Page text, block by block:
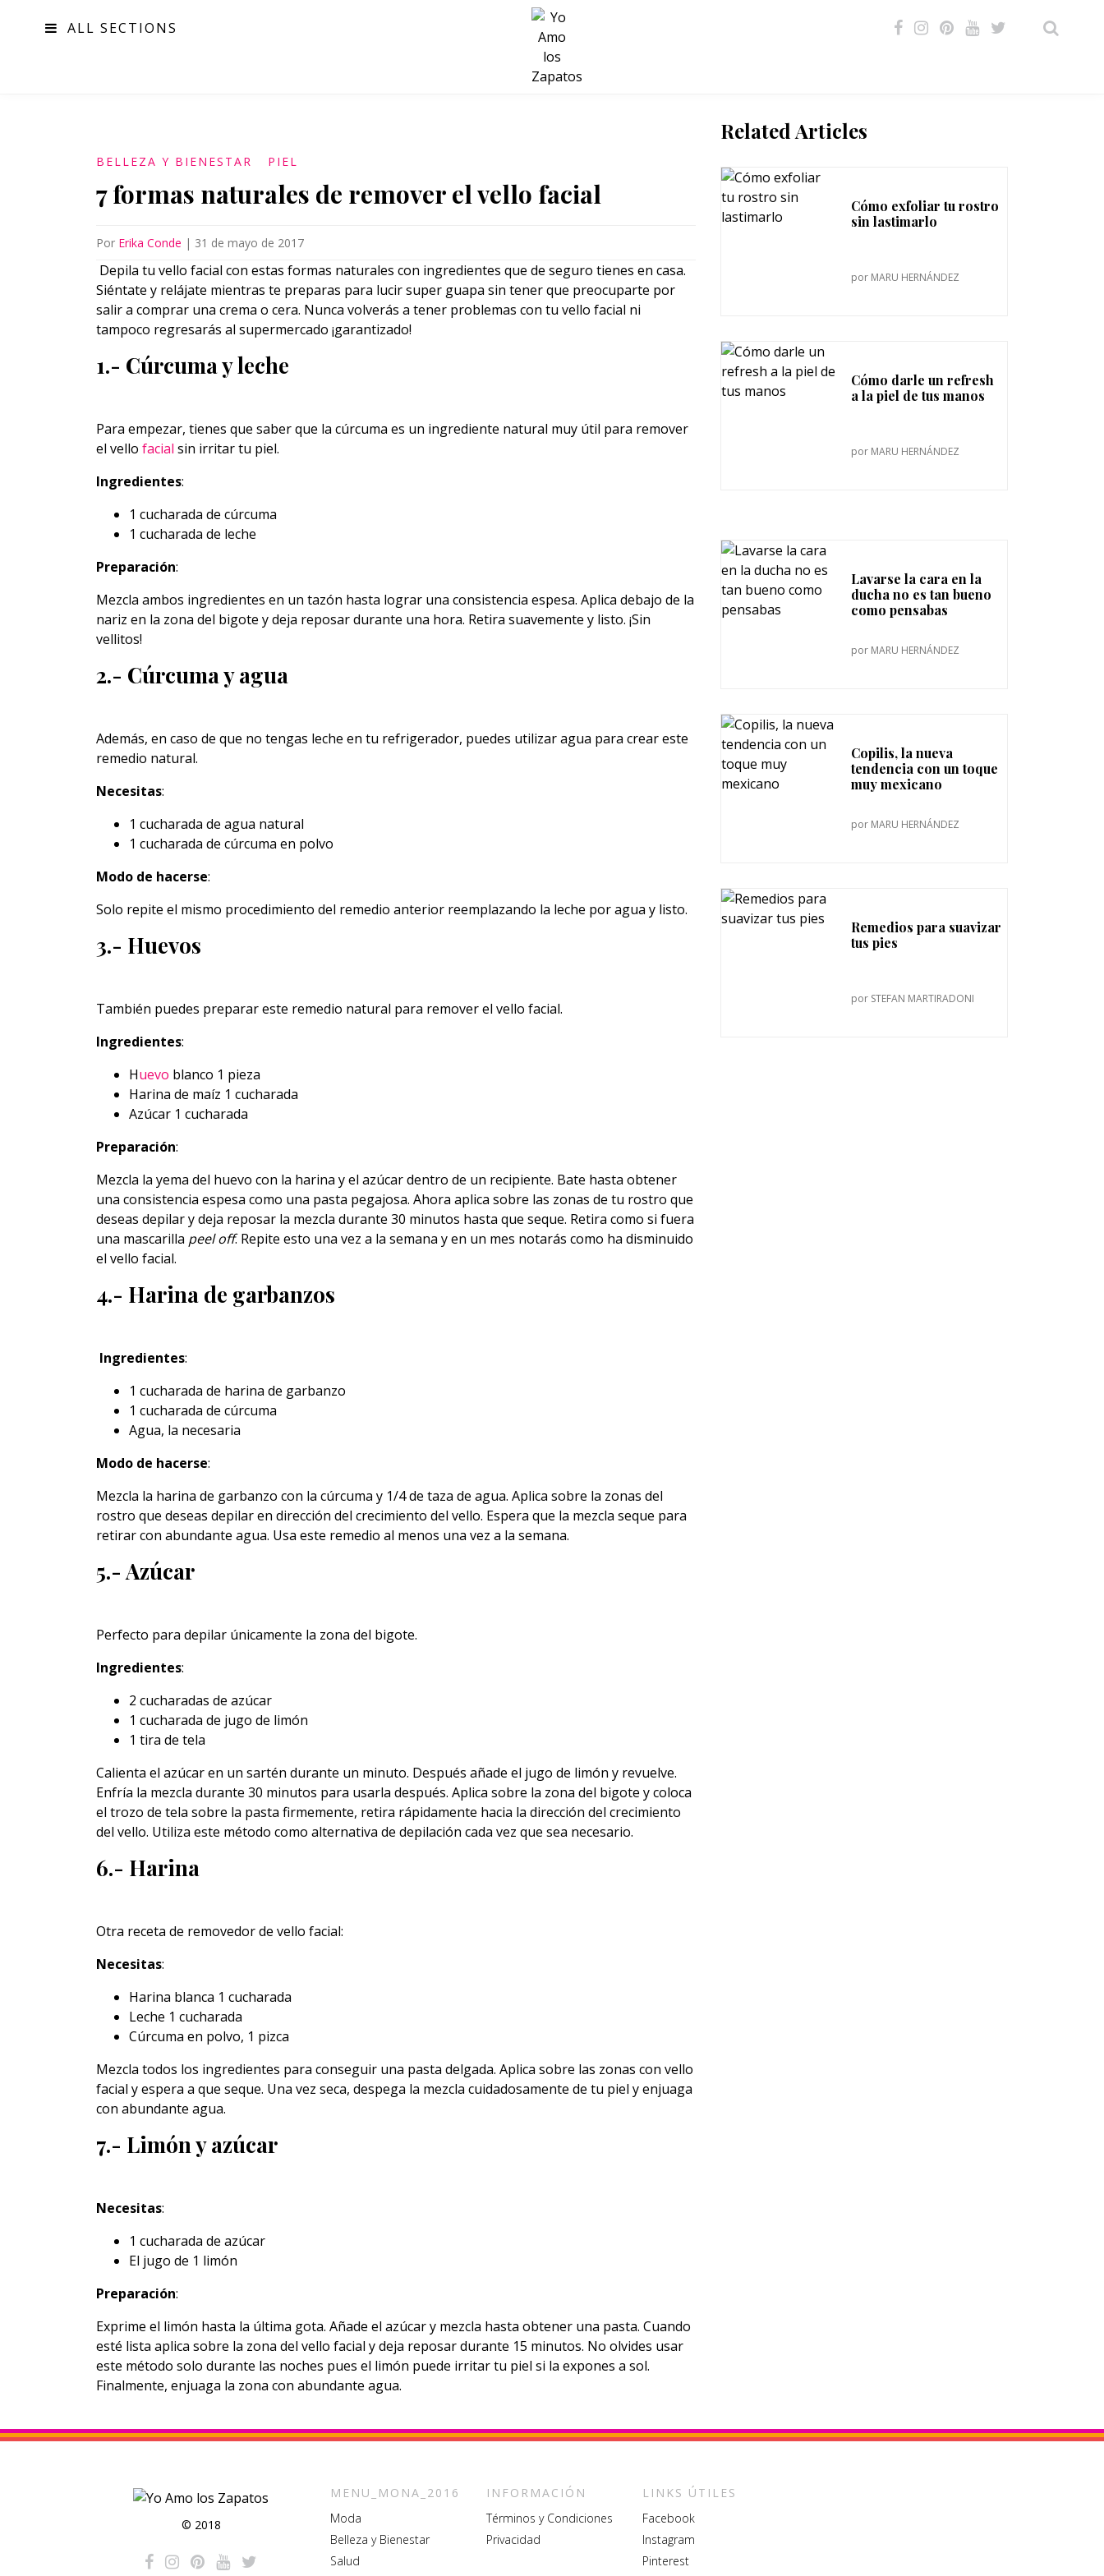
ALL SECTIONS
SALUD
BELLEZA Y BIENESTAR PIEL
7 formas naturales de remover el vello facial
Por Erika Conde | 31 de mayo de 2017
Depila tu vello facial con estas formas naturales con ingredientes que de seguro tienes en casa.
Siéntate y relájate mientras te preparas para lucir super guapa sin tener que preocuparte por
salir a comprar una crema o cera. Nunca volverás a tener problemas con tu vello facial ni
tampoco regresarás al supermercado ¡garantizado!
1.- Cúrcuma y leche
Para empezar, tienes que saber que la cúrcuma es un ingrediente natural muy útil para remover
el vello facial sin irritar tu piel.
Ingredientes:
1 cucharada de cúrcuma
1 cucharada de leche
Preparación:
Mezcla ambos ingredientes en un tazón hasta lograr una consistencia espesa. Aplica debajo de la
nariz en la zona del bigote y deja reposar durante una hora. Retira suavemente y listo. ¡Sin
vellitos!
2.- Cúrcuma y agua
Además, en caso de que no tengas leche en tu refrigerador, puedes utilizar agua para crear este
remedio natural.
Necesitas:
1 cucharada de agua natural
1 cucharada de cúrcuma en polvo
Modo de hacerse:
Solo repite el mismo procedimiento del remedio anterior reemplazando la leche por agua y listo.
3.- Huevos
También puedes preparar este remedio natural para remover el vello facial.
Ingredientes:
Huevo blanco 1 pieza
Harina de maíz 1 cucharada
Azúcar 1 cucharada
Preparación:
Mezcla la yema del huevo con la harina y el azúcar dentro de un recipiente. Bate hasta obtener
una consistencia espesa como una pasta pegajosa. Ahora aplica sobre las zonas de tu rostro que
deseas depilar y deja reposar la mezcla durante 30 minutos hasta que seque. Retira como si fuera
una mascarilla peel off. Repite esto una vez a la semana y en un mes notarás como ha disminuido
el vello facial.
4.- Harina de garbanzos
Ingredientes:
1 cucharada de harina de garbanzo
1 cucharada de cúrcuma
Agua, la necesaria
Modo de hacerse:
Mezcla la harina de garbanzo con la cúrcuma y 1/4 de taza de agua. Aplica sobre la zonas del
rostro que deseas depilar en dirección del crecimiento del vello. Espera que la mezcla seque para
retirar con abundante agua. Usa este remedio al menos una vez a la semana.
5.- Azúcar
Perfecto para depilar únicamente la zona del bigote.
Ingredientes:
2 cucharadas de azúcar
1 cucharada de jugo de limón
1 tira de tela
Calienta el azúcar en un sartén durante un minuto. Después añade el jugo de limón y revuelve.
Enfría la mezcla durante 30 minutos para usarla después. Aplica sobre la zona del bigote y coloca
el trozo de tela sobre la pasta firmemente, retira rápidamente hacia la dirección del crecimiento
del vello. Utiliza este método como alternativa de depilación cada vez que sea necesario.
6.- Harina
Otra receta de removedor de vello facial:
Necesitas:
Harina blanca 1 cucharada
Leche 1 cucharada
Cúrcuma en polvo, 1 pizca
Mezcla todos los ingredientes para conseguir una pasta delgada. Aplica sobre las zonas con vello
facial y espera a que seque. Una vez seca, despega la mezcla cuidadosamente de tu piel y enjuaga
con abundante agua.
7.- Limón y azúcar
Necesitas:
1 cucharada de azúcar
El jugo de 1 limón
Preparación:
Exprime el limón hasta la última gota. Añade el azúcar y mezcla hasta obtener una pasta. Cuando
esté lista aplica sobre la zona del vello facial y deja reposar durante 15 minutos. No olvides usar
este método solo durante las noches pues el limón puede irritar tu piel si la expones a sol.
Finalmente, enjuaga la zona con abundante agua.
Related Articles
Cómo exfoliar tu rostro
sin lastimarlo
por MARU HERNÁNDEZ
Cómo darle un refresh
a la piel de tus manos
por MARU HERNÁNDEZ
Lavarse la cara en la
ducha no es tan bueno
como pensabas
por MARU HERNÁNDEZ
Copilis, la nueva
tendencia con un toque
muy mexicano
por MARU HERNÁNDEZ
Remedios para suavizar
tus pies
por STEFAN MARTIRADONI
© 2018
MENU_MONA_2016
Moda
Belleza y Bienestar
Salud
INFORMACIÓN
Términos y Condiciones
Privacidad
LINKS ÚTILES
Facebook
Instagram
Pinterest